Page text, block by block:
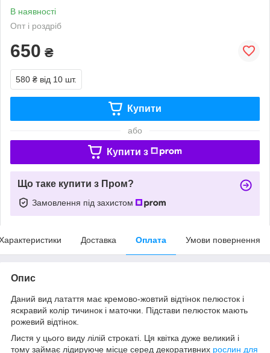
В наявності
Опт і роздріб
650 ₴
580 ₴ від 10 шт.
Купити
або
Купити з
Що таке купити з Пром?
Замовлення під захистом
Доставка Оплата Умови повернення
Опис
Даний вид латаття має кремово-жовтий відтінок пелюсток і
яскравий колір тичинок і маточки. Підстави пелюсток мають
рожевий відтінок.
Листя у цього виду лілій строкаті. Ця квітка дуже великий і
тому займає лідируюче місце серед декоративних рослин для